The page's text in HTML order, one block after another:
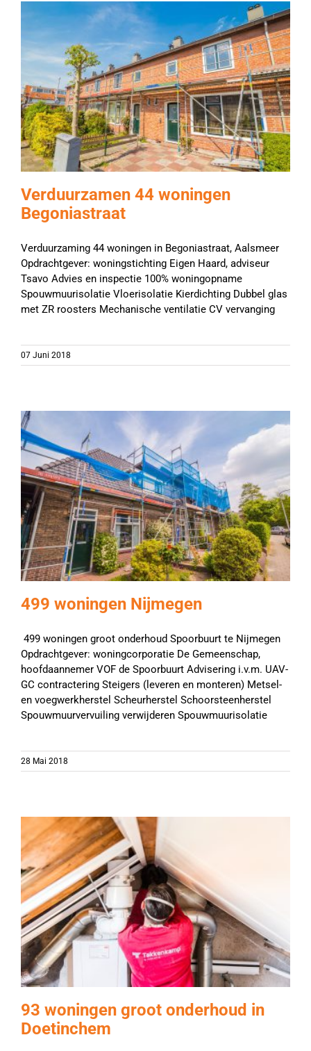
Verduurzamen 44 woningen
Begoniastraat
Verduurzaming 44 woningen in Begoniastraat, Aalsmeer
Opdrachtgever: woningstichting Eigen Haard, adviseur
Tsavo Advies en inspectie 100% woningopname
Spouwmuurisolatie Vloerisolatie Kierdichting Dubbel glas
met ZR roosters Mechanische ventilatie CV vervanging
07 Juni 2018
499 woningen Nijmegen
499 woningen groot onderhoud Spoorbuurt te Nijmegen
Opdrachtgever: woningcorporatie De Gemeenschap,
hoofdaannemer VOF de Spoorbuurt Advisering i.v.m. UAV-
GC contractering Steigers (leveren en monteren) Metsel-
en voegwerkherstel Scheurherstel Schoorsteenherstel
Spouwmuurvervuiling verwijderen Spouwmuurisolatie
28 Mai 2018
93 woningen groot onderhoud in
Doetinchem